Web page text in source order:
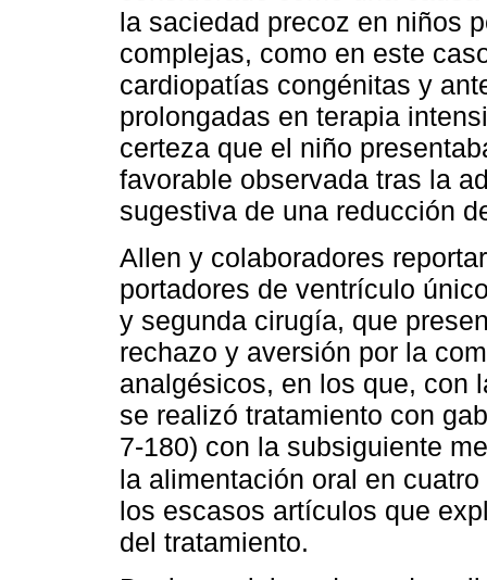
la saciedad precoz en niños
complejas, como en este
cardiopatías congénitas y
prolongadas en terapia
certeza que el niño
favorable observada tras la
sugestiva de una reducción
Allen y colaboradores
portadores de ventrículo
y segunda cirugía, que
rechazo y aversión por la
analgésicos, en los que, con
se realizó tratamiento con
7-180) con la subsiguiente
la alimentación oral en
los escasos artículos que
del tratamiento.